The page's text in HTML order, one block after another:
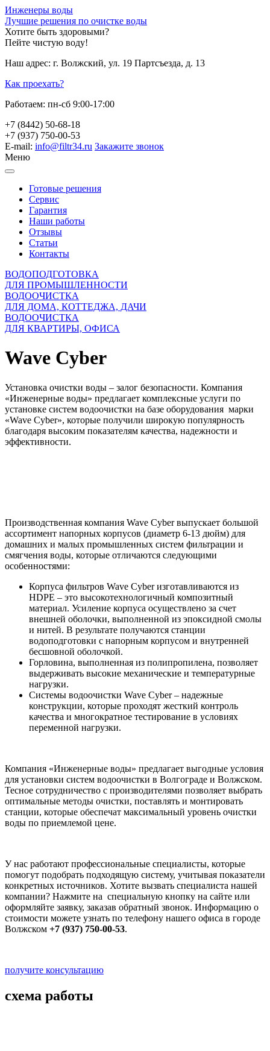
Инженеры воды
Лучшие решения по очистке воды
Хотите быть здоровыми?
Пейте чистую воду!
Наш адрес: г. Волжский, ул. 19 Партсъезда, д. 13
Как проехать?
Работаем: пн-сб 9:00-17:00
+7 (8442) 50-68-18
+7 (937) 750-00-53
E-mail: info@filtr34.ru Закажите звонок
Меню
Готовые решения
Сервис
Гарантия
Наши работы
Отзывы
Статьи
Контакты
ВОДОПОДГОТОВКА
ДЛЯ ПРОМЫШЛЕННОСТИ
ВОДООЧИСТКА
ДЛЯ ДОМА, КОТТЕДЖА, ДАЧИ
ВОДООЧИСТКА
ДЛЯ КВАРТИРЫ, ОФИСА
Wave Cyber
Установка очистки воды – залог безопасности. Компания
«Инженерные воды» предлагает комплексные услуги по
установке систем водоочистки на базе оборудования марки
«Wave Cyber», которые получили широкую популярность
благодаря высоким показателям качества, надежности и
эффективности.
Производственная компания Wave Cyber выпускает большой
ассортимент напорных корпусов (диаметр 6-13 дюйм) для
домашних и малых промышленных систем фильтрации и
смягчения воды, которые отличаются следующими
особенностями:
Корпуса фильтров Wave Cyber изготавливаются из
HDPE – это высокотехнологичный композитный
материал. Усиление корпуса осуществлено за счет
внешней оболочки, выполненной из эпоксидной смолы
и нитей. В результате получаются станции
водоподготовки с напорным корпусом и внутренней
бесшовной оболочкой.
Горловина, выполненная из полипропилена, позволяет
выдерживать высокие механические и температурные
нагрузки.
Системы водоочистки Wave Cyber – надежные
конструкции, которые проходят жесткий контроль
качества и многократное тестирование в условиях
переменной нагрузки.
Компания «Инженерные воды» предлагает выгодные условия
для установки систем водоочистки в Волгограде и Волжском.
Тесное сотрудничество с производителями позволяет выбрать
оптимальные методы очистки, поставлять и монтировать
станции, которые обеспечат максимальный уровень очистки
воды по приемлемой цене.
У нас работают профессиональные специалисты, которые
помогут подобрать подходящую систему, учитывая показатели
конкретных источников. Хотите вызвать специалиста нашей
компании? Нажмите на специальную кнопку на сайте или
оформляйте заявку, заказав обратный звонок. Информацию о
стоимости можете узнать по телефону нашего офиса в городе
Волжском +7 (937) 750-00-53.
получите консультацию
схема работы